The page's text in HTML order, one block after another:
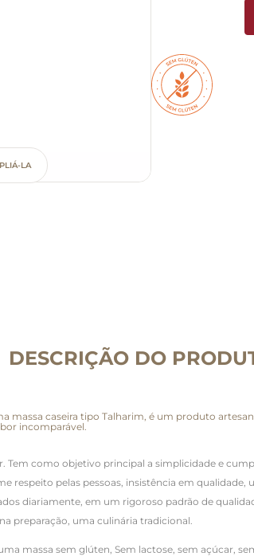
LA
DESCRIÇÃO DO
massa caseira tipo Talharim, é um produto
incomparável.
Tem como objetivo principal a simplicidade e
pelas pessoas, insistência em
diariamente, em um rigoroso padrão de
preparação, uma culinária tradicional.
massa sem glúten, Sem lactose, sem açúcar,